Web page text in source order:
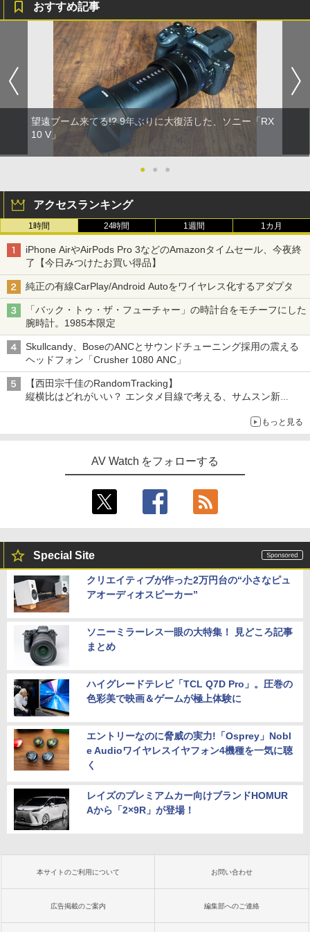
おすすめ記事
望遠ブーム来てる!? 9年ぶりに大復活した、ソニー「RX
10 V」
● ● ●
アクセスランキング
1時間 24時間 1週間 1カ月
iPhone AirやAirPods Pro 3などのAmazonタイムセール、今夜終
了【今日みつけたお買い得品】
純正の有線CarPlay/Android Autoをワイヤレス化するアダプタ
「バック・トゥ・ザ・フューチャー」の時計台をモチーフにした
腕時計。1985本限定
Skullcandy、BoseのANCとサウンドチューニング採用の震える
ヘッドフォン「Crusher 1080 ANC」
【西田宗千佳のRandomTracking】
縦横比はどれがいい？ エンタメ目線で考える、サムスン新
もっと見る
AV Watch をフォローする
Special Site
クリエイティブが作った2万円台の“小さなピュ
アオーディオスピーカー”
ソニーミラーレス一眼の大特集！ 見どころ記事
まとめ
ハイグレードテレビ「TCL Q7D Pro」。圧巻の
色彩美で映画＆ゲームが極上体験に
エントリーなのに脅威の実力!「Osprey」Nobl
e Audioワイヤレスイヤフォン4機種を一気に聴
く
レイズのプレミアムカー向けブランドHOMUR
Aから「2×9R」が登場！
本サイトのご利用について お問い合わせ
広告掲載のご案内 編集部へのご連絡